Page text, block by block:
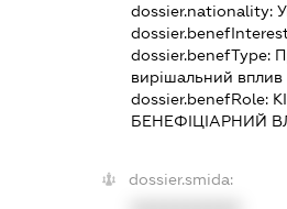
dossier.nationality:
dossier.benefType:
вирішальний вплив
dossier.benefRole:
БЕНЕФІЦІАРНИЙ
dossier.smida: